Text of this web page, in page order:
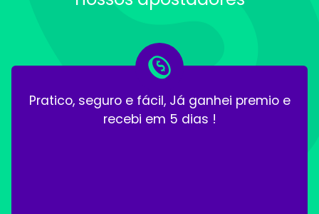
Pratico, seguro e fácil, Já ganhei premio e
recebi em 5 dias !